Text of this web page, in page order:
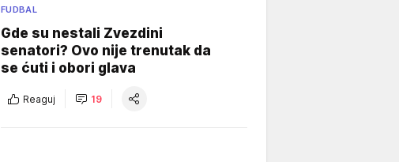
FUDBAL
Gde su nestali Zvezdini
senatori? Ovo nije trenutak da
se ćuti i obori glava
Reaguj 19